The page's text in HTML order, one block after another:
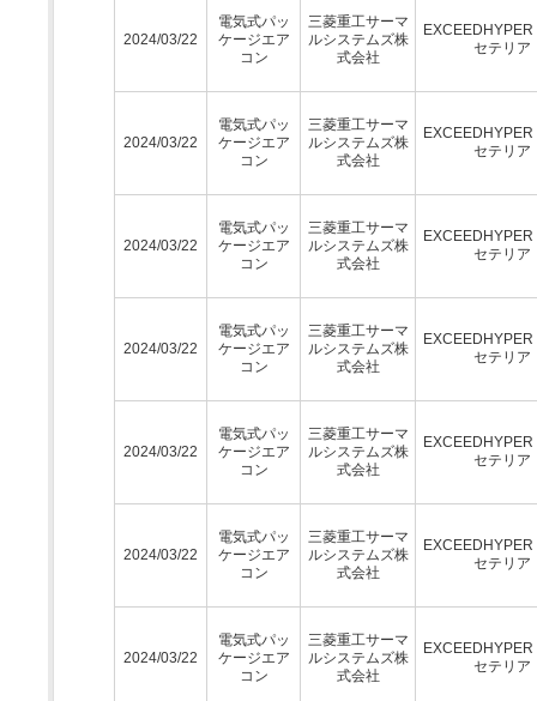
2024/03/22
電気式パッ
ケージエア
コン
三菱重工サーマ
ルシステムズ株
式会社
EXCEEDHYPER
セテリア
2024/03/22
電気式パッ
ケージエア
コン
三菱重工サーマ
ルシステムズ株
式会社
EXCEEDHYPER
セテリア
2024/03/22
電気式パッ
ケージエア
コン
三菱重工サーマ
ルシステムズ株
式会社
EXCEEDHYPER
セテリア
2024/03/22
電気式パッ
ケージエア
コン
三菱重工サーマ
ルシステムズ株
式会社
EXCEEDHYPER
セテリア
2024/03/22
電気式パッ
ケージエア
コン
三菱重工サーマ
ルシステムズ株
式会社
EXCEEDHYPER
セテリア
2024/03/22
電気式パッ
ケージエア
コン
三菱重工サーマ
ルシステムズ株
式会社
EXCEEDHYPER
セテリア
2024/03/22
電気式パッ
ケージエア
コン
三菱重工サーマ
ルシステムズ株
式会社
EXCEEDHYPER
セテリア